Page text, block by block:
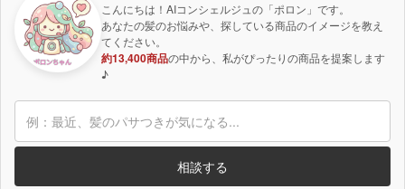
こんにちは！AIコンシェルジュの「ポロン」です。
あなたの髪のお悩みや、探している商品のイメージを教え
てください。
約13,400商品の中から、私がぴったりの商品を提案します
♪
相談する